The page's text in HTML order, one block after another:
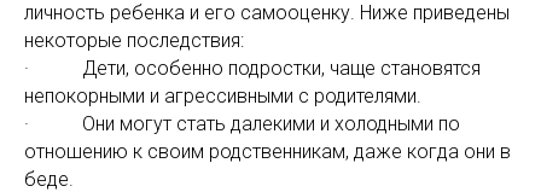
личность ребенка и его самооценку. Ниже приведены
некоторые последствия:
· Дети, особенно подростки, чаще становятся
непокорными и агрессивными с родителями.
· Они могут стать далекими и холодными по
отношению к своим родственникам, даже когда они в
беде.